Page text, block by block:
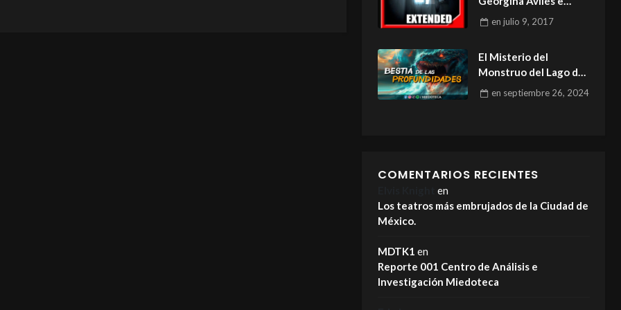
Ignacio Muñoz 09 julio
enjulio 9, 2017
El Misterio del
Monstruo del Lago de
Chapala
en septiembre 26, 2024
COMENTARIOS RECIENTES
en
Los teatros más embrujados de la Ciudad de
México.
MDTK1 en
Reporte 001 Centro de Análisis e
Investigación Miedoteca